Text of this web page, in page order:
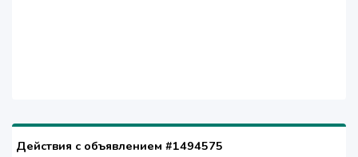
Действия с объявлением #1494575